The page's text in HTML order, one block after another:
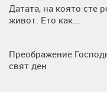
Датата, на която сте
живот. Ето как...
Преображение
свят ден